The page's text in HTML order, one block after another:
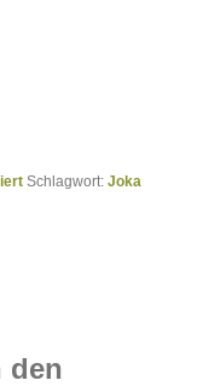
Schlagwort: Joka
den